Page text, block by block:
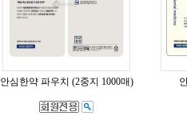
안심한약 파우치 (2중지 1000매)